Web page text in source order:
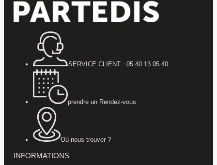
SERVICE CLIENT : 05 40 13 05 40
prendre un Rendez-vous
Où nous trouver ?
INFORMATIONS